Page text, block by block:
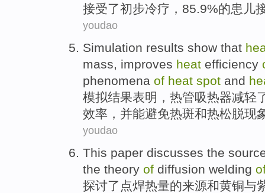
接受了初步冷疗，85.9%的患儿
youdao
Simulation results show that
mass, improves heat efficiency
phenomena of heat spot and
模拟结果表明 ， 热管吸热器减轻
效率 ， 并能避免热斑和热松脱现
youdao
This paper discusses the
the theory of diffusion welding
探讨了 点焊热量的来源和黄铜与